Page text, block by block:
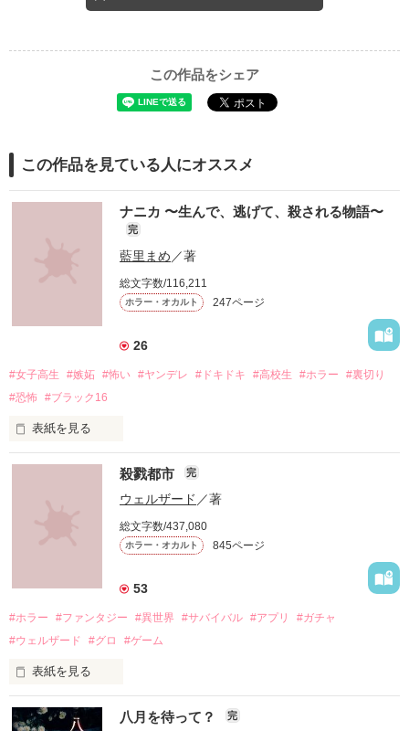
この作品をシェア
この作品を見ている人にオススメ
ナニカ 〜生んで、逃げて、殺される物語〜
完
藍里まめ ／著
総文字数/116,211
ホラー・オカルト 247ページ
26
#女子高生 #嫉妬 #怖い #ヤンデレ #ドキドキ #高校生 #ホラー
#裏切り
#恐怖
#ブラック16
表紙を見る
「お願い、正気に戻って！」
「ずっと一緒にいてあげる。
自分勝手な女子高生たちの
恋と友情、そして……
殺戮都市 完
ウェルザード ／著
総文字数/437,080
ホラー・オカルト 845ページ
53
#ホラー #ファンタジー #異世界 #サバイバル #アプリ
#ガチャ
#ウェルザード
#グロ #ゲーム
表紙を見る
円形の都市で、生きる為に人を殺す。
八月を待って？ 完